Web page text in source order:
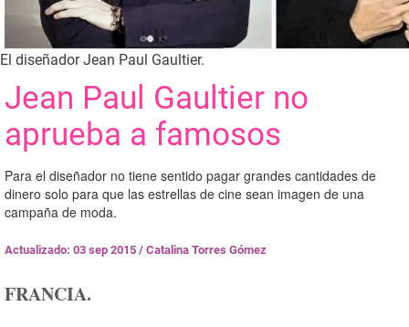
El diseñador Jean Paul Gaultier.
Jean Paul Gaultier no
aprueba a famosos
Para el diseñador no tiene sentido pagar grandes cantidades de
dinero solo para que las estrellas de cine sean imagen de una
campaña de moda.
Actualizado: 03 sep 2015 / Catalina Torres Gómez
FRANCIA.